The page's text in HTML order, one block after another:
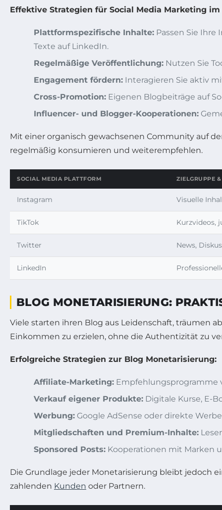
Effektive Strategien für Social Media Marketing
Plattformspezifische Inhalte: Passen Sie Ihre
Texte auf LinkedIn.
Regelmäßige Veröffentlichung: Nutzen Sie
Engagement fördern: Interagieren Sie aktiv
Cross-Promotion: Eigenen Blogbeiträge auf
Influencer- und Blogger-Kooperationen:
Mit einer organisch gewachsenen Community auf
regelmäßig konsumieren und weiterempfehlen.
SOCIAL MEDIA PLATTFORM ZIELGRUPPE
Instagram Visuelle
TikTok Kurzvideos,
Twitter News,
LinkedIn
BLOG MONETARISIERUNG:
Viele starten ihren Blog aus Leidenschaft, träumen
Einkommen zu erzielen, ohne die Authentizität zu
Erfolgreiche Strategien zur Blog Monetarisierung:
Affiliate-Marketing: Empfehlungsprogramme
Verkauf eigener Produkte: Digitale Kurse, E-
Werbung: Google AdSense oder direkte
Mitgliedschaften und Premium-Inhalte:
Sponsored Posts: Kooperationen mit Marken
Die Grundlage jeder Monetarisierung bleibt jedoch
zahlenden Kunden oder Partnern.